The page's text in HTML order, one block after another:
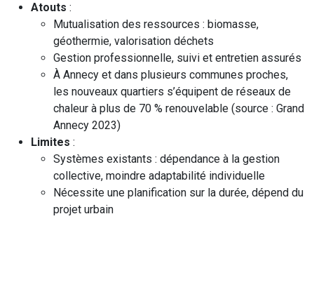
Atouts :
Mutualisation des ressources : biomasse,
géothermie, valorisation déchets
Gestion professionnelle, suivi et entretien assurés
À Annecy et dans plusieurs communes proches,
les nouveaux quartiers s’équipent de réseaux de
chaleur à plus de 70 % renouvelable (source : Grand
Annecy 2023)
Limites :
Systèmes existants : dépendance à la gestion
collective, moindre adaptabilité individuelle
Nécessite une planification sur la durée, dépend du
projet urbain